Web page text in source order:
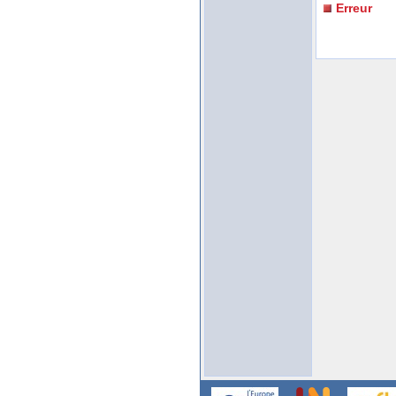
Erreur